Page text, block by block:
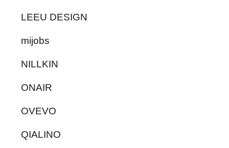
LEEU DESIGN
mijobs
NILLKIN
ONAIR
OVEVO
QIALINO